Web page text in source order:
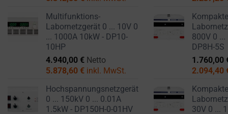
Multifunktions-
Labornetzgerät 0 ... 10V 0
... 1000A 10kW - DP10-
10HP
4.940,00 € Netto
5.878,60 € inkl. MwSt.
Hochspannungsnetzgerät
0 ... 150kV 0 ... 0.01A
1.5kW - DP150H-0-01HV
800V 0 ...
DP8H-5S
1.760,00
2.094,40
30V 0 ...